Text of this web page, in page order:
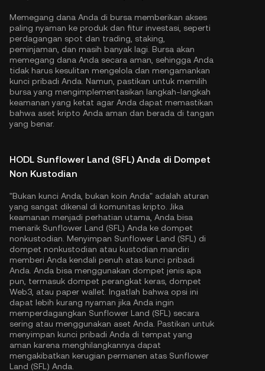
Memegang dana Anda di bursa memberikan akses
paling nyaman ke produk dan fitur investasi, seperti
perdagangan spot dan trading, staking,
peminjaman, dan masih banyak lagi. Bursa akan
memegang dana Anda secara aman, sehingga Anda
tidak harus kesulitan mengelola dan mengamankan
kunci pribadi Anda. Namun, pastikan untuk memilih
bursa yang mengimplementasikan langkah-langkah
keamanan yang ketat agar Anda dapat memastikan
bahwa aset kripto Anda aman dan berada di tangan
yang benar.
HODL Sunflower Land (SFL) Anda di Dompet
Non Kustodian
"Bukan kunci Anda, bukan koin Anda" adalah aturan
yang sangat dikenal di komunitas kripto. Jika
keamanan menjadi perhatian utama, Anda bisa
menarik Sunflower Land (SFL) Anda ke dompet
nonkustodian. Menyimpan Sunflower Land (SFL) di
dompet nonkustodian atau kustodian mandiri
memberi Anda kendali penuh atas kunci pribadi
Anda. Anda bisa menggunakan dompet jenis apa
pun, termasuk dompet perangkat keras, dompet
Web3, atau paper wallet. Ingatlah bahwa opsi ini
dapat lebih kurang nyaman jika Anda ingin
memperdagangkan Sunflower Land (SFL) secara
sering atau menggunakan aset Anda. Pastikan untuk
menyimpan kunci pribadi Anda di tempat yang
aman karena menghilangkannya dapat
mengakibatkan kerugian permanen atas Sunflower
Land (SFL) Anda.